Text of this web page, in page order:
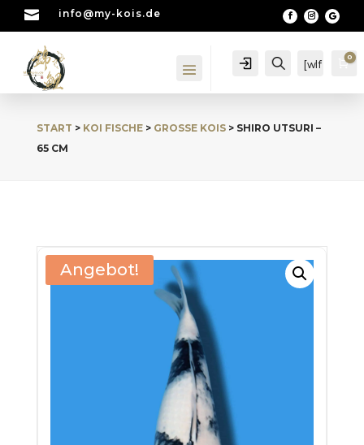
 info@my-kois.de
Account Suche
[wlf
_wi
st_
0
START > KOI FISCHE> GROSSE KOIS > SHIRO UTSURI –
65 CM
Angebot!